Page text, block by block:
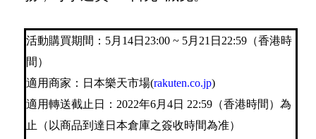
活動購買期間：5月14日23:00 ~ 5月21日22:59（香港時
間）
適用商家：日本樂天市場(rakuten.co.jp)
適用轉送截止日：2022年6月4日 22:59（香港時間）為
止（以商品到達日本倉庫之簽收時間為准）